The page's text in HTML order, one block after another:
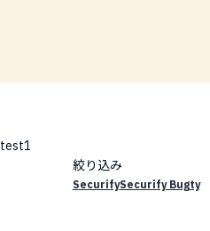
test1
絞り込み
SecurifySecurify Bugty